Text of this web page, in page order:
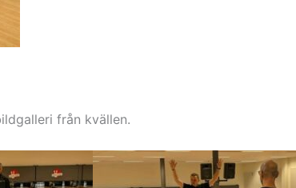
från kvällen.